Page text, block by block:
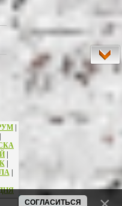
|
|
|
|
СОГЛАСИТЬСЯ